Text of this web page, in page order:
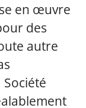
en œuvre
des
autre